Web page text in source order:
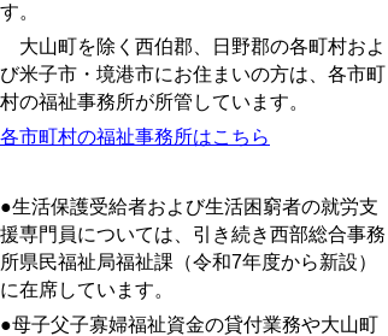
す。
大山町を除く西伯郡、日野郡の各町村およ
び米子市・境港市にお住まいの方は、各市町
村の福祉事務所が所管しています。
各市町村の福祉事務所はこちら
●生活保護受給者および生活困窮者の就労支
援専門員については、引き続き西部総合事務
所県民福祉局福祉課（令和7年度から新設）
に在席しています。
●母子父子寡婦福祉資金の貸付業務や大山町